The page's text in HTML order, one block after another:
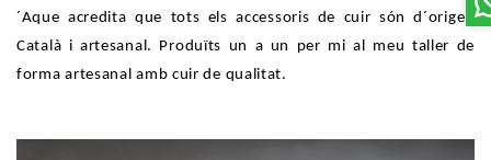
´Aque acredita que tots els accessoris de cuir són d´origen
Català i artesanal. Produïts un a un per mi al meu taller de
forma artesanal amb cuir de qualitat.